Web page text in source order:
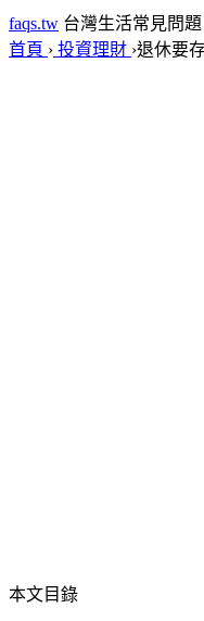
faqs.tw 台灣生活常見問題
首頁 › 投資理財 ›退休要
本文目錄